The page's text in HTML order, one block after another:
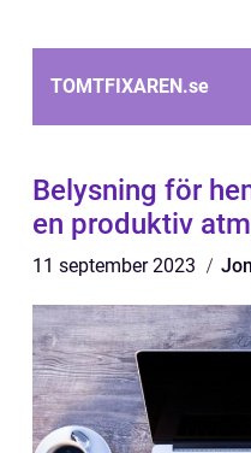
TOMTFIXAREN.se
Belysning för
en produktiv
11 september 2023